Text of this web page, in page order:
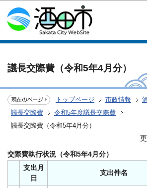
このページの本文へ移
議長交際費（令和5年4月分）
トップページ 市政情報
議長交際費
令和5年度議長交際費
議長交際費（令和5年4月分）
交際費執行状況（令和5年4月分）
支出月
日
支出件名